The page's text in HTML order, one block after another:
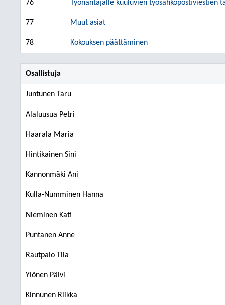
76 Työnantajalle kuuluvien
77 Muut asiat
78 Kokouksen päättäminen
Osallistuja
Juntunen Taru
Alaluusua Petri
Haarala Maria
Hintikainen Sini
Kannonmäki Ani
Kulla-Numminen Hanna
Nieminen Kati
Puntanen Anne
Rautpalo Tiia
Ylönen Päivi
Kinnunen Riikka